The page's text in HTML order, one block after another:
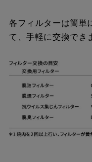
各フィルターは簡単
て、手軽に交換でき